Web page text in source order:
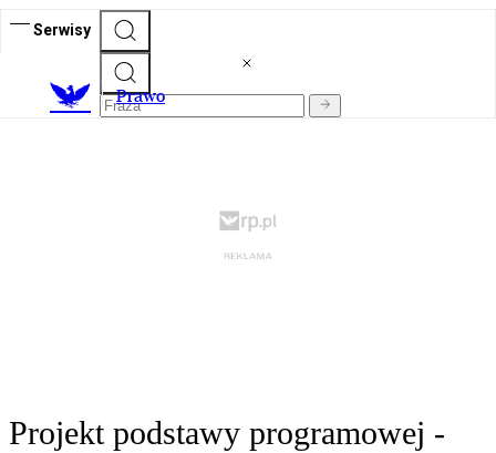
Serwisy
Prawo
Projekt podstawy programowej -